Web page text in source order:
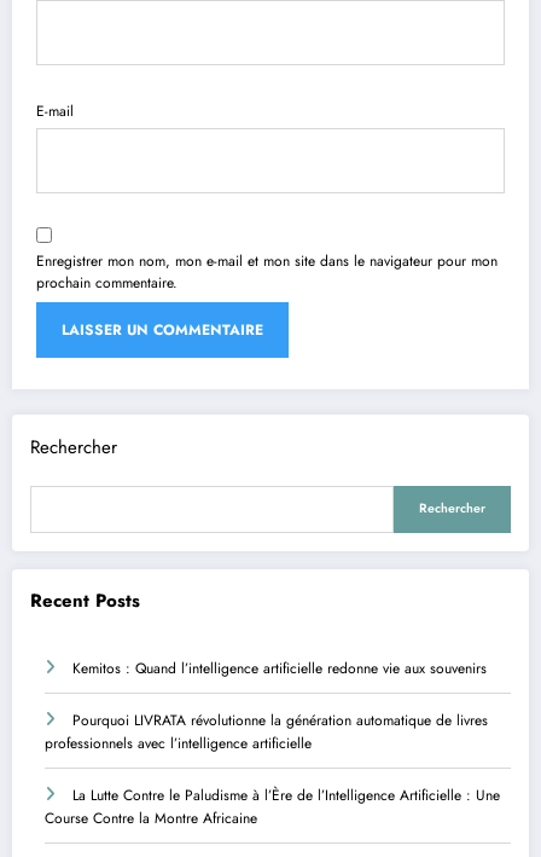
E-mail
Enregistrer mon nom, mon e-mail et mon site dans le navigateur pour mon
prochain commentaire.
Rechercher
Rechercher
Recent Posts
Kemitos : Quand l’intelligence artificielle redonne vie aux souvenirs
Pourquoi LIVRATA révolutionne la génération automatique de livres
professionnels avec l’intelligence artificielle
La Lutte Contre le Paludisme à l’Ère de l’Intelligence Artificielle : Une
Course Contre la Montre Africaine